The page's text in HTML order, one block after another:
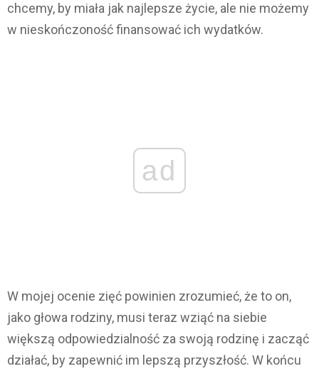
chcemy, by miała jak najlepsze życie, ale nie możemy
w nieskończoność finansować ich wydatków.
ad
W mojej ocenie zięć powinien zrozumieć, że to on,
jako głowa rodziny, musi teraz wziąć na siebie
większą odpowiedzialność za swoją rodzinę i zacząć
działać, by zapewnić im lepszą przyszłość. W końcu